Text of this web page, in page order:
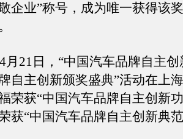
企业”称号，成为唯一获得该
21日，“中国汽车品牌自主创
自主创新颁奖盛典”活动在上
荣获“中国汽车品牌自主创新
获“中国汽车品牌自主创新典